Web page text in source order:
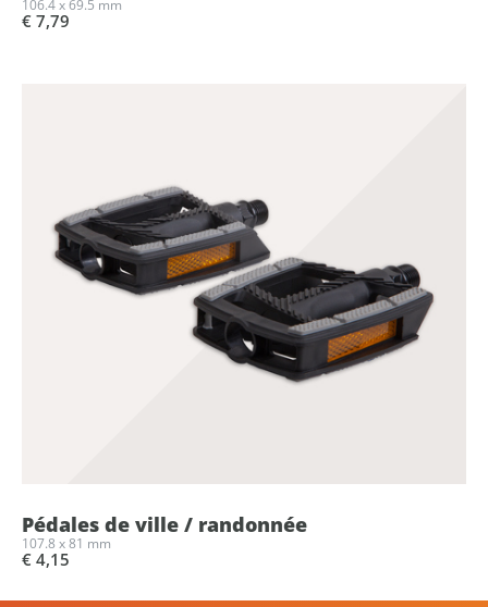
106.4 x 69.5 mm
€ 7,79
Pédales de ville / randonnée
107.8 x 81 mm
€ 4,15